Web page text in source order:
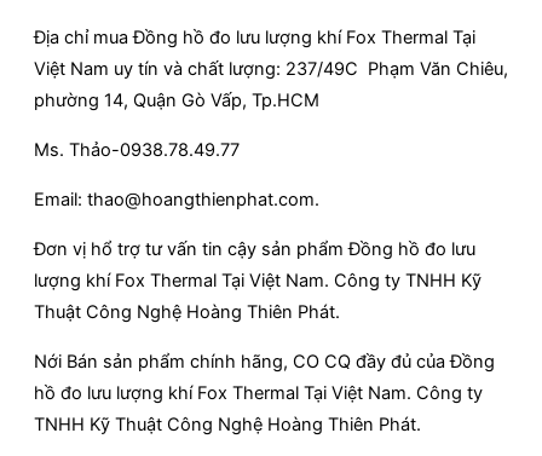
Địa chỉ mua Đồng hồ đo lưu lượng khí Fox Thermal Tại
Việt Nam uy tín và chất lượng: 237/49C Phạm Văn Chiêu,
phường 14, Quận Gò Vấp, Tp.HCM
Ms. Thảo-0938.78.49.77
Email: thao@hoangthienphat.com.
Đơn vị hổ trợ tư vấn tin cậy sản phẩm Đồng hồ đo lưu
lượng khí Fox Thermal Tại Việt Nam. Công ty TNHH Kỹ
Thuật Công Nghệ Hoàng Thiên Phát.
Nới Bán sản phẩm chính hãng, CO CQ đầy đủ của Đồng
hồ đo lưu lượng khí Fox Thermal Tại Việt Nam. Công ty
TNHH Kỹ Thuật Công Nghệ Hoàng Thiên Phát.